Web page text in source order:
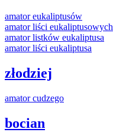
amatoreukaliptusów
amatorliści eukaliptusowych
amatorlistków eukaliptusa
amatorliści eukaliptusa
złodziej
amatorcudzego
bocian